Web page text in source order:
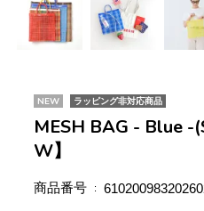
NEW ラッピング非対応商品
MESH BAG - Blue -
W】
商品番号